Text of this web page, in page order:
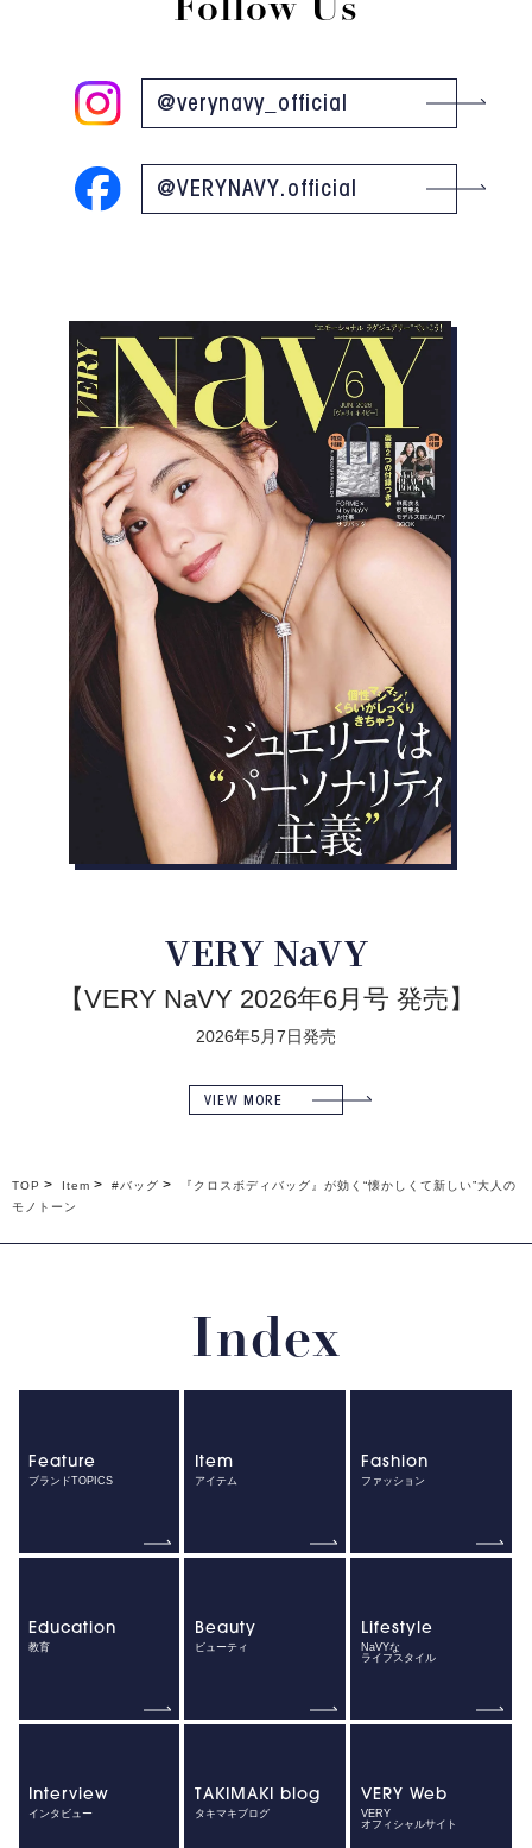
Follow Us
@verynavy_official
@VERYNAVY.official
VERY NaVY
【VERY NaVY 2026年6月号 発売】
2026年5月7日発売
VIEW MORE
TOP Item #バッグ
『クロスボディバッグ』が効く“懐かしくて新しい”大人の
モノトーン
Index
Feature
ブランドTOPICS
Item
アイテム
Fashion
ファッション
Education
教育
Beauty
ビューティ
Lifestyle
NaVYな
ライフスタイル
Interview
インタビュー
TAKIMAKI blog
タキマキブログ
VERY Web
VERY
オフィシャルサイト